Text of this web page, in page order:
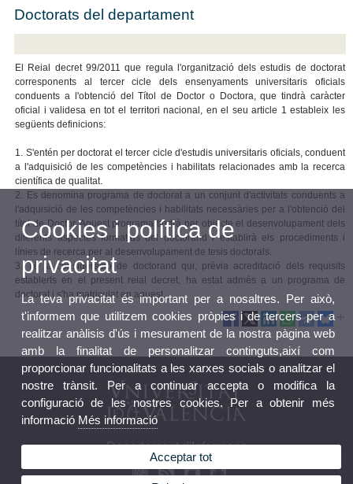
Doctorats del departament
El Reial decret 99/2011 que regula l'organització dels estudis de doctorat
corresponents al tercer cicle dels ensenyaments universitaris oficials
conduents a l'obtenció del Títol de Doctor o Doctora, que tindrà caràcter
oficial i validesa en tot el territori nacional, en el seu article 1 estableix les
següents definicions:
1. S'entén per doctorat el tercer cicle d'estudis universitaris oficials, conduent
a l'adquisició de les competències i habilitats relacionades amb la recerca
científica de qualitat.
2. Es denomina programa de doctorat a un conjunt d'activitats conduents a
l'adquisició de les competències i habilitats necessàries per a l'obtenció del
títol de Doctor. Aquest programa tindrà per objecte el desenvolupament dels
diferents aspectes formatius del doctorand i establirà els procediments i
línies de recerca per al desenvolupament de tesis doctorals.
3. Té la consideració de doctorand qui, prèvia acreditació dels requisits
establerts en el present reial decret, ha estat admès a un programa de
doctorat i s'ha matriculat en aquest.
Departament d'Infermeria
Cookies i política de
privacitat
La teva privacitat és important per a nosaltres. Per això,
t'informem que utilitzem cookies pròpies i de tercers per a
realitzar anàlisis d'ús i mesurament de la nostra pàgina web
amb la finalitat de personalitzar continguts,així com
proporcionar funcionalitats a les xarxes socials o analitzar el
nostre trànsit. Per a continuar accepta o modifica la
configuració de les nostres cookies. Per a obtenir més
informació Més informació
Acceptar tot